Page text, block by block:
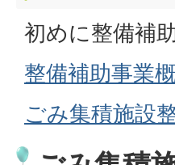
初めに整備補
整備補助事業
ごみ集積施設